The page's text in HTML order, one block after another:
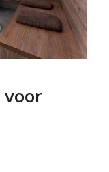
voor